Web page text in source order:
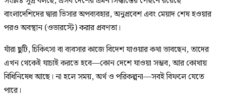
বাংলাদেশিদের দ্বারা ভিসার অপব্যবহার, অনুপ্রবেশ এবং মেয়াদ শেষ হওয়ার
পরও অবস্থান (ওভারস্টে) করার প্রবণতা।
যাঁরা ছুটি, চিকিৎসা বা ব্যবসার কাজে বিদেশ যাওয়ার কথা ভাবছেন, তাদের
এখন থেকেই যাচাই করতে হবে—কোন দেশে যাওয়া সম্ভব, আর কোথায়
বিধিনিষেধ আছে। না হলে সময়, অর্থ ও পরিকল্পনা—সবই বিফলে যেতে
পারে।